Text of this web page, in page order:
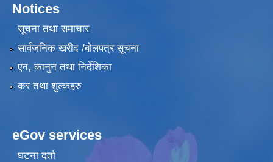
Notices
सूचना तथा समाचार
सार्वजनिक खरीद /बोलपत्र सूचना
एन, कानुन तथा निर्देशिका
कर तथा शुल्कहरु
eGov services
घटना दर्ता